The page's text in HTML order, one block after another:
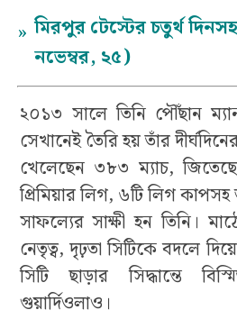
» মিরপুর টেস্টের চতুর্থ
নভেম্বর, ২৫)
২০১৩ সালে তিনি পৌঁছান
সেখানেই তৈরি হয় তাঁর
খেলেছেন ৩৮৩ ম্যাচ,
প্রিমিয়ার লিগ, ৬টি লিগ
সাফল্যের সাক্ষী হন তিনি।
নেতৃত্ব, দৃঢ়তা সিটিকে বদলে
সিটি ছাড়ার সিদ্ধান্তে
গুয়ার্দিওলাও।